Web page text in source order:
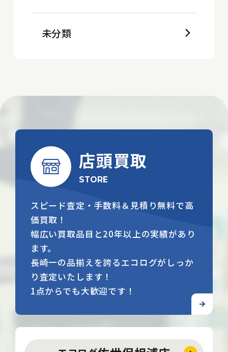
未分類
店頭買取
STORE
スピード査定・手数料＆見積り無料で高
価買取！
幅広い買取品目と20年以上の実績があり
ます。
長崎一の品揃えを誇るエコログがしっか
り査定いたします！
1点からでも大歓迎です！